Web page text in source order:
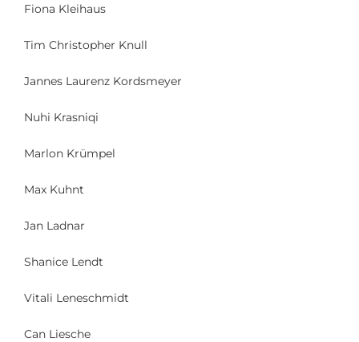
Fiona Kleihaus
Tim Christopher Knull
Jannes Laurenz Kordsmeyer
Nuhi Krasniqi
Marlon Krümpel
Max Kuhnt
Jan Ladnar
Shanice Lendt
Vitali Leneschmidt
Can Liesche